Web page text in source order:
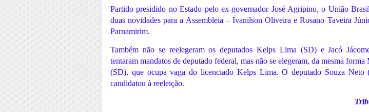
Partido presidido no Estado pelo ex-governador José Agripino, o União
duas novidades para a Assembleia – Ivanilson Oliveira e Rosano Taveira
Parnamirim.
Também não se reelegeram os deputados Kelps Lima (SD) e Jacó
tentaram mandatos de deputado federal, mas não se elegeram, da mesma
(SD), que ocupa vaga do licenciado Kelps Lima. O deputado Souza Neto
candidatou à reeleição.